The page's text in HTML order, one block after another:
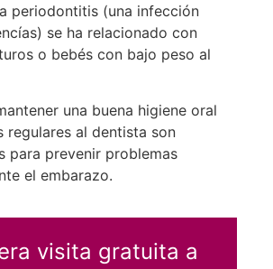
periodontitis (una infección
se ha relacionado con
o bebés con bajo peso al
una buena higiene oral
regulares al dentista son
para prevenir problemas
el embarazo.
visita gratuita a